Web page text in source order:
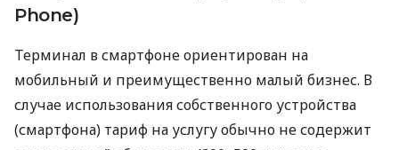
Phone)
Терминал в смартфоне ориентирован на
мобильный и преимущественно малый бизнес. В
случае использования собственного устройства
(смартфона) тариф на услугу обычно не содержит